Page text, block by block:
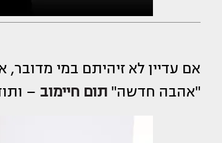
אם עדיין לא זיהיתם במי
"אהבה חדשה" תום חיימוב –